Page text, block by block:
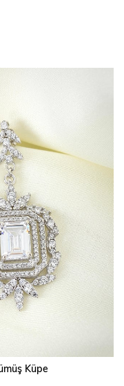
Küpe